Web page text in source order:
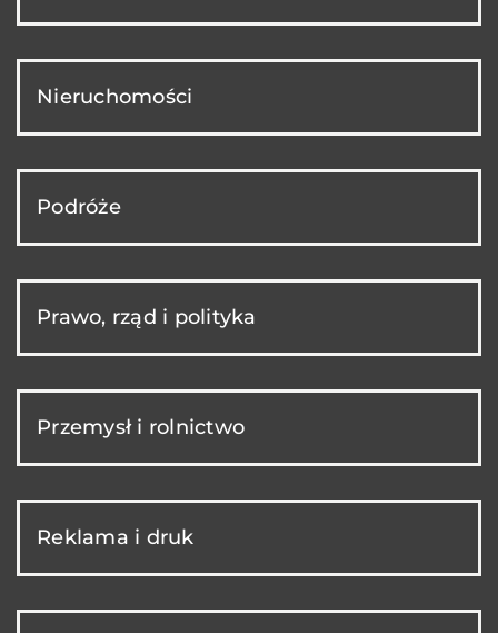
Nieruchomości
Podróże
Prawo, rząd i polityka
Przemysł i rolnictwo
Reklama i druk